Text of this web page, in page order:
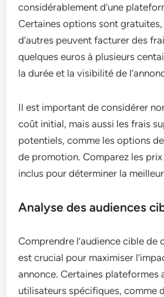
considérablement d’une
Certaines options sont
d’autres peuvent facturer des
quelques euros à plusieurs
la durée et la visibilité de
Il est important de considérer
coût initial, mais aussi les frais
potentiels, comme les options
de promotion. Comparez les
inclus pour déterminer la
Analyse des audiences
Comprendre l’audience cible de
est crucial pour maximiser
annonce. Certaines plateformes
utilisateurs spécifiques, comme